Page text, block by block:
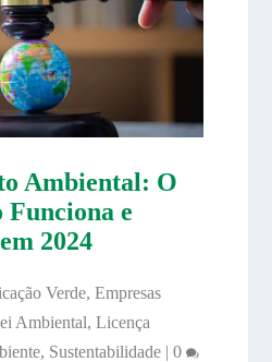
Ambiental: O
Funciona e
2024
Verde, Empresas
Ambiental, Licença
, Sustentabilidade| 0